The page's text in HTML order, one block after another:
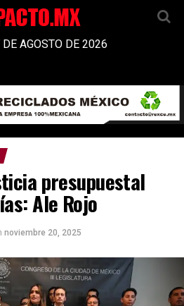
AGOSTO DE 2026
presupuestal
Ale Rojo
noviembre 20, 2025